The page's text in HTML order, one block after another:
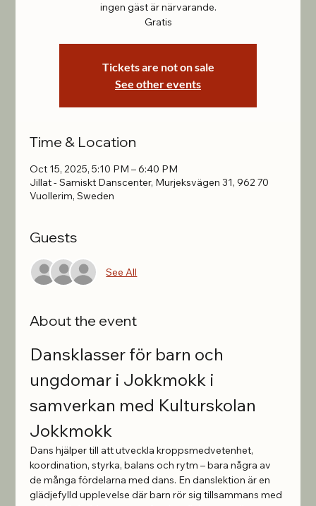
ingen gäst är närvarande.
Gratis
Tickets are not on sale
See other events
Time & Location
Oct 15, 2025, 5:10 PM – 6:40 PM
Jillat - Samiskt Danscenter, Murjeksvägen 31, 962 70
Vuollerim, Sweden
Guests
See All
About the event
Dansklasser för barn och
ungdomar i Jokkmokk i
samverkan med Kulturskolan
Jokkmokk
Dans hjälper till att utveckla kroppsmedvetenhet,
koordination, styrka, balans och rytm – bara några av
de många fördelarna med dans. En danslektion är en
glädjefylld upplevelse där barn rör sig tillsammans med